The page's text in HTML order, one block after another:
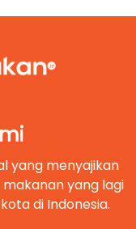
yang menyajikan
yang lagi
di Indonesia.